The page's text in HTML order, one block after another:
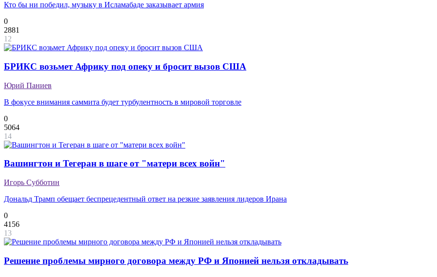
Кто бы ни победил, музыку в Исламабаде заказывает армия
0
2881
12
БРИКС возьмет Африку под опеку и бросит вызов США
Юрий Паниев
В фокусе внимания саммита будет турбулентность в мировой торговле
0
5064
14
Вашингтон и Тегеран в шаге от "матери всех войн"
Игорь Субботин
Дональд Трамп обещает беспрецедентный ответ на резкие заявления лидеров Ирана
0
4156
13
Решение проблемы мирного договора между РФ и Японией нельзя откладывать